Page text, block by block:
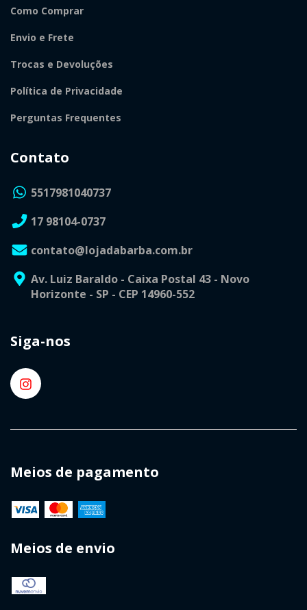
Como Comprar
Envio e Frete
Trocas e Devoluções
Política de Privacidade
Perguntas Frequentes
Contato
5517981040737
17 98104-0737
contato@lojadabarba.com.br
Av. Luiz Baraldo - Caixa Postal 43 - Novo
Horizonte - SP - CEP 14960-552
Siga-nos
Meios de pagamento
Meios de envio